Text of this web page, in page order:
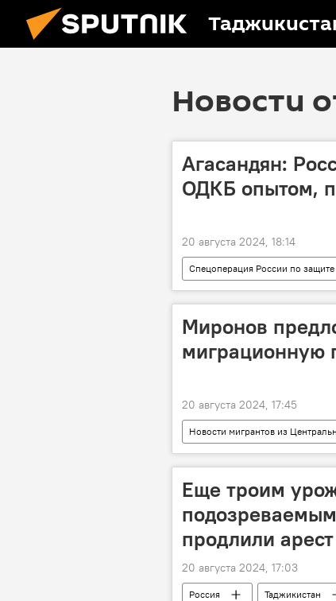
Новости
Агасандян:
ОДКБ опытом,
20 августа 2024, 18:14
Спецоперация России по
военные учения
Армия
Миронов
миграционную
20 августа 2024, 17:45
Новости мигрантов из
Общество
Еще троим
продлили арест
20 августа 2024, 17:03
Россия Таджикистан